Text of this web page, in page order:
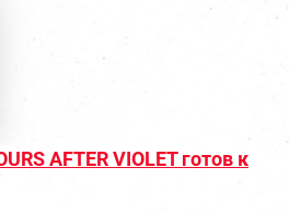
AFTER VIOLET готов к